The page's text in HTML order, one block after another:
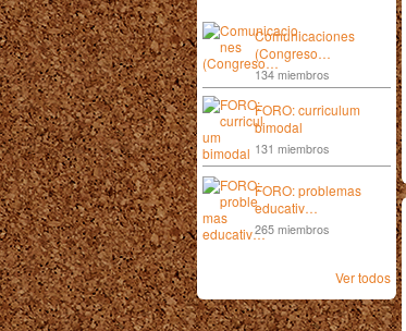
Comunicaciones
(Congreso…
134 miembros
FORO: curriculum
bimodal
131 miembros
FORO: problemas
educativ…
265 miembros
Ver todos